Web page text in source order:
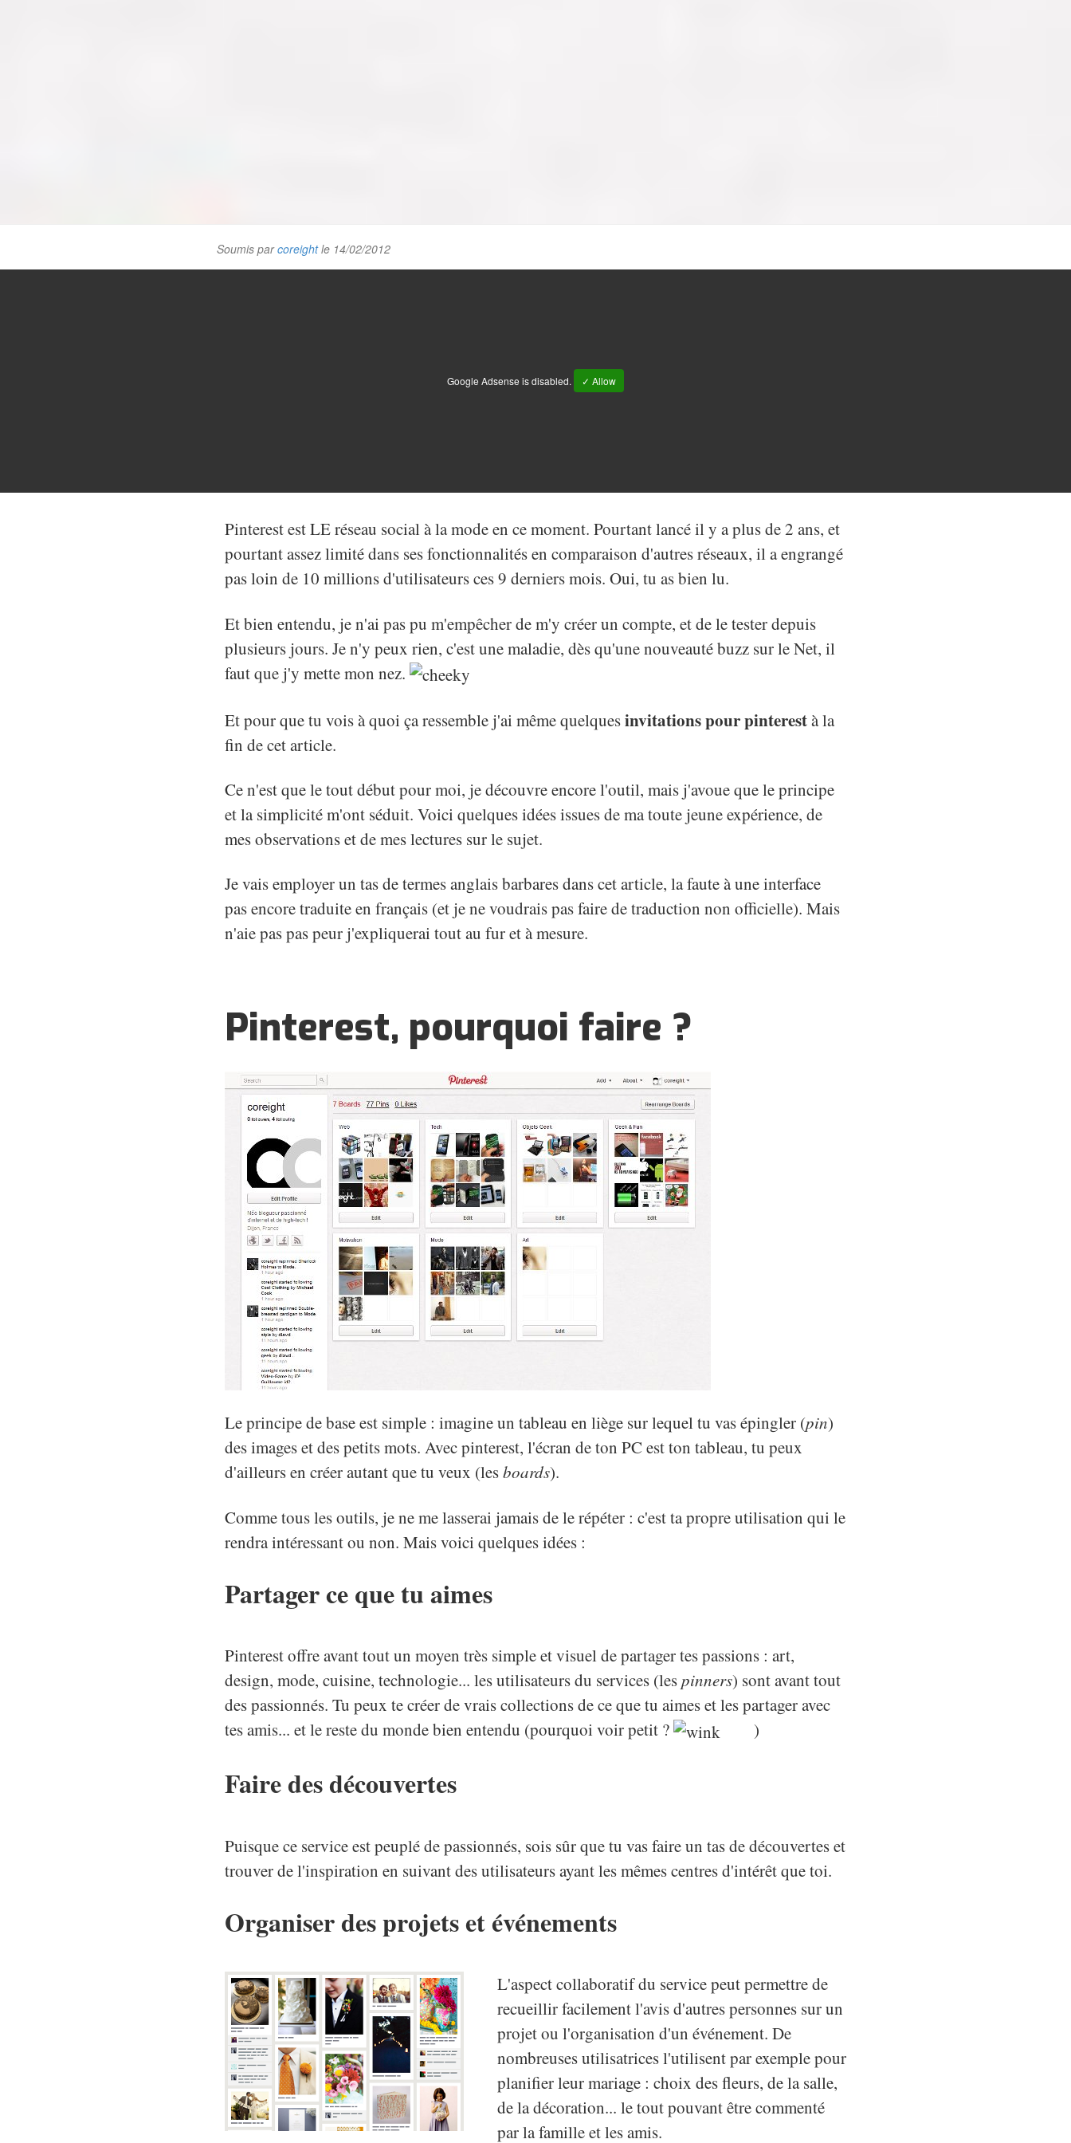
Soumis parcoreightle 14/02/2012
Google Adsense is disabled. ✓ Allow
Pinterest est LE réseau social à la mode en ce moment. Pourtant lancé il y a plus de 2 ans, et
pourtant assez limité dans ses fonctionnalités en comparaison d'autres réseaux, il a engrangé
pas loin de 10 millions d'utilisateurs ces 9 derniers mois. Oui, tu as bien lu.
Et bien entendu, je n'ai pas pu m'empêcher de m'y créer un compte, et de le tester depuis
plusieurs jours. Je n'y peux rien, c'est une maladie, dès qu'une nouveauté buzz sur le Net, il
faut que j'y mette mon nez.
Et pour que tu vois à quoi ça ressemble j'ai même quelquesinvitations pour pinterestà la
fin de cet article.
Ce n'est que le tout début pour moi, je découvre encore l'outil, mais j'avoue que le principe
et la simplicité m'ont séduit. Voici quelques idées issues de ma toute jeune expérience, de
mes observations et de mes lectures sur le sujet.
Je vais employer un tas de termes anglais barbares dans cet article, la faute à une interface
pas encore traduite en français (et je ne voudrais pas faire de traduction non officielle). Mais
n'aie pas pas peur j'expliquerai tout au fur et à mesure.
Pinterest, pourquoi faire ?
Le principe de base est simple : imagine un tableau en liège sur lequel tu vas épingler (pin)
des images et des petits mots. Avec pinterest, l'écran de ton PC est ton tableau, tu peux
d'ailleurs en créer autant que tu veux (lesboards).
Comme tous les outils, je ne me lasserai jamais de le répéter : c'est ta propre utilisation qui le
rendra intéressant ou non. Mais voici quelques idées :
Partager ce que tu aimes
Pinterest offre avant tout un moyen très simple et visuel de partager tes passions : art,
design, mode, cuisine, technologie... les utilisateurs du services (lespinners) sont avant tout
des passionnés. Tu peux te créer de vrais collections de ce que tu aimes et les partager avec
tes amis... et le reste du monde bien entendu (pourquoi voir petit ?
)
Faire des découvertes
Puisque ce service est peuplé de passionnés, sois sûr que tu vas faire un tas de découvertes et
trouver de l'inspiration en suivant des utilisateurs ayant les mêmes centres d'intérêt que toi.
Organiser des projets et événements
L'aspect collaboratif du service peut permettre de
recueillir facilement l'avis d'autres personnes sur un
projet ou l'organisation d'un événement. De
nombreuses utilisatrices l'utilisent par exemple pour
planifier leur mariage : choix des fleurs, de la salle,
de la décoration... le tout pouvant être commenté
par la famille et les amis.